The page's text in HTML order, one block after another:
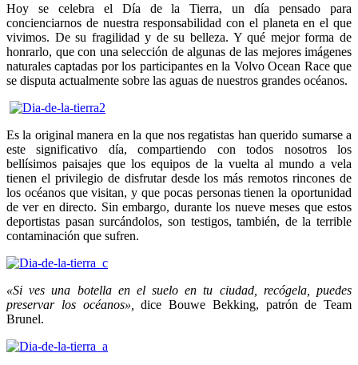
Hoy se celebra el Día de la Tierra, un día pensado para
concienciarnos de nuestra responsabilidad con el planeta en el que
vivimos. De su fragilidad y de su belleza. Y qué mejor forma de
honrarlo, que con una selección de algunas de las mejores imágenes
naturales captadas por los participantes en la Volvo Ocean Race que
se disputa actualmente sobre las aguas de nuestros grandes océanos.
Es la original manera en la que nos regatistas han querido sumarse a
este significativo día, compartiendo con todos nosotros los
bellísimos paisajes que los equipos de la vuelta al mundo a vela
tienen el privilegio de disfrutar desde los más remotos rincones de
los océanos que visitan, y que pocas personas tienen la oportunidad
de ver en directo. Sin embargo, durante los nueve meses que estos
deportistas pasan surcándolos, son testigos, también, de la terrible
contaminación que sufren.
«Si ves una botella en el suelo en tu ciudad, recógela, puedes
preservar los océanos»,
dice Bouwe Bekking, patrón de Team
Brunel.